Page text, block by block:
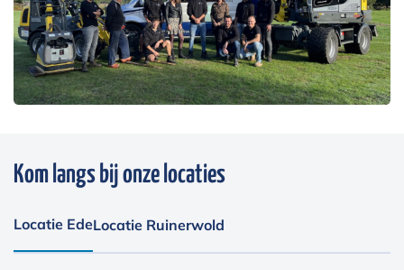
Kom langs bij onze locaties
Locatie EdeLocatie Ruinerwold